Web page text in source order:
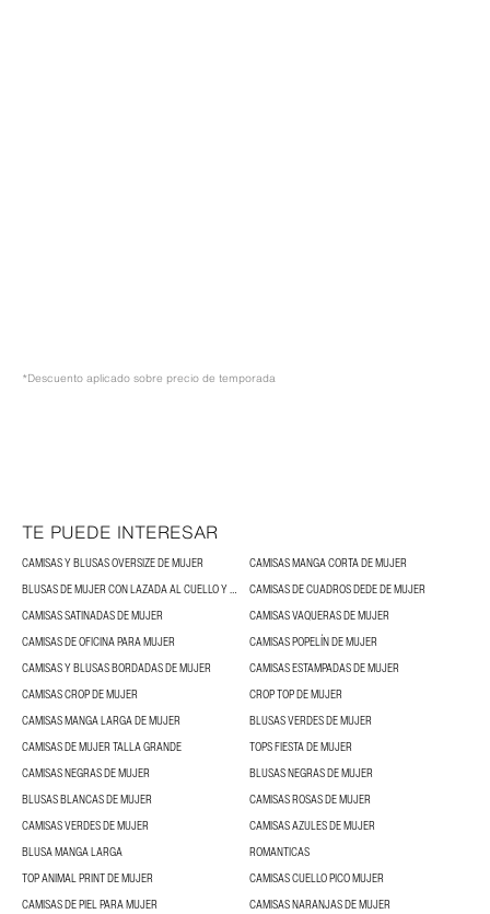
*Descuento aplicado sobre precio de temporada
TE PUEDE INTERESAR
CAMISAS Y BLUSAS OVERSIZE DE MUJER
CAMISAS MANGA CORTA DE MUJER
BLUSAS DE MUJER CON LAZADA AL CUELLO Y BLUSAS CON LAZOS
CAMISAS DE CUADROS DEDE DE MUJER
CAMISAS SATINADAS DE MUJER
CAMISAS VAQUERAS DE MUJER
CAMISAS DE OFICINA PARA MUJER
CAMISAS POPELÍN DE MUJER
CAMISAS Y BLUSAS BORDADAS DE MUJER
CAMISAS ESTAMPADAS DE MUJER
CAMISAS CROP DE MUJER
CROP TOP DE MUJER
CAMISAS MANGA LARGA DE MUJER
BLUSAS VERDES DE MUJER
CAMISAS DE MUJER TALLA GRANDE
TOPS FIESTA DE MUJER
CAMISAS NEGRAS DE MUJER
BLUSAS NEGRAS DE MUJER
BLUSAS BLANCAS DE MUJER
CAMISAS ROSAS DE MUJER
CAMISAS VERDES DE MUJER
CAMISAS AZULES DE MUJER
BLUSA MANGA LARGA
ROMANTICAS
TOP ANIMAL PRINT DE MUJER
CAMISAS CUELLO PICO MUJER
CAMISAS DE PIEL PARA MUJER
CAMISAS NARANJAS DE MUJER